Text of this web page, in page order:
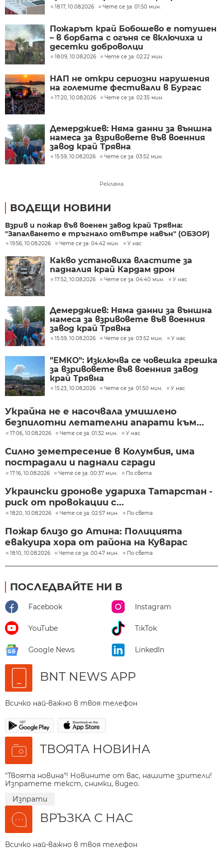
18:17, 10.08.2026 Чете се за: 01:50 мин.
Пожарът край Бобошево е потушен
– в борбата с огъня се включиха и
десетки доброволци
18:09, 10.08.2026 Чете се за: 02:22 мин.
НАП не откри сериозни нарушения
на големите фестивали в Бургас
17:20, 10.08.2026 Чете се за: 02:35 мин.
Демерджиев: Няма данни за външна
намеса за взривовете във военния
завод край Трявна
15:59, 10.08.2026 Чете се за: 03:52 мин.
Реклама
ВОДЕЩИ НОВИНИ
Взрив и пожар във военен завод край Трявна:
"Запалването е тръгнало отвътре навън" (ОБЗОР)
19:56, 10.08.2026 Чете се за: 04:42 мин. У нас
Какво установиха властите за
падналия край Кардам дрон
17:52, 10.08.2026 Чете се за: 04:40 мин. У нас
Демерджиев: Няма данни за външна
намеса за взривовете във военния
завод край Трявна
15:59, 10.08.2026 Чете се за: 03:52 мин. У нас
"ЕМКО": Изключва се човешка грешка
за взривовете във военния завод
край Трявна
15:23, 10.08.2026 Чете се за: 01:50 мин. У нас
Украйна не е насочвала умишлено
безпилотни летателни апарати към...
17:06, 10.08.2026 Чете се за: 01:32 мин. У нас
Силно земетресение в Колумбия, има
пострадали и паднали сгради
17:16, 10.08.2026 Чете се за: 00:37 мин. По света
Украински дронове удариха Татарстан -
риск от провокации с...
18:20, 10.08.2026 Чете се за: 02:57 мин. По света
Пожар близо до Атина: Полицията
евакуира хора от района на Куварас
18:10, 10.08.2026 Чете се за: 00:47 мин. По света
ПОСЛЕДВАЙТЕ НИ В
Facebook Instagram
YouTube TikTok
Google News LinkedIn
BNT NEWS APP
Всичко най-важно в твоя телефон
ТВОЯТА НОВИНА
"Твоята новина"! Новините от вас, нашите зрители!
Изпратете текст, снимки, видео.
Изпрати
ВРЪЗКА С НАС
Всичко най-важно в твоя телефон